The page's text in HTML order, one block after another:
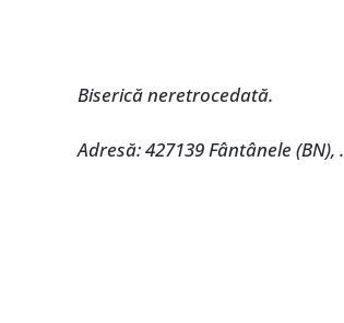
Biserică neretrocedată.
Adresă: 427139 Fântânele (BN), .